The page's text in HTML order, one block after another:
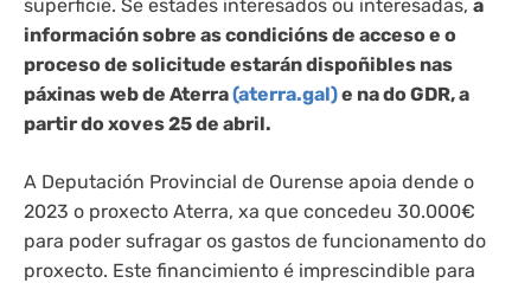
superficie. Se estades interesados ou interesadas, a
información sobre as condicións de acceso e o
proceso de solicitude estarán dispoñibles nas
páxinas web de Aterra(aterra.gal)e na do GDR, a
partir do xoves 25 de abril.
A Deputación Provincial de Ourense apoia dende o
2023 o proxecto Aterra, xa que concedeu 30.000€
para poder sufragar os gastos de funcionamento do
proxecto. Este financimiento é imprescindible para